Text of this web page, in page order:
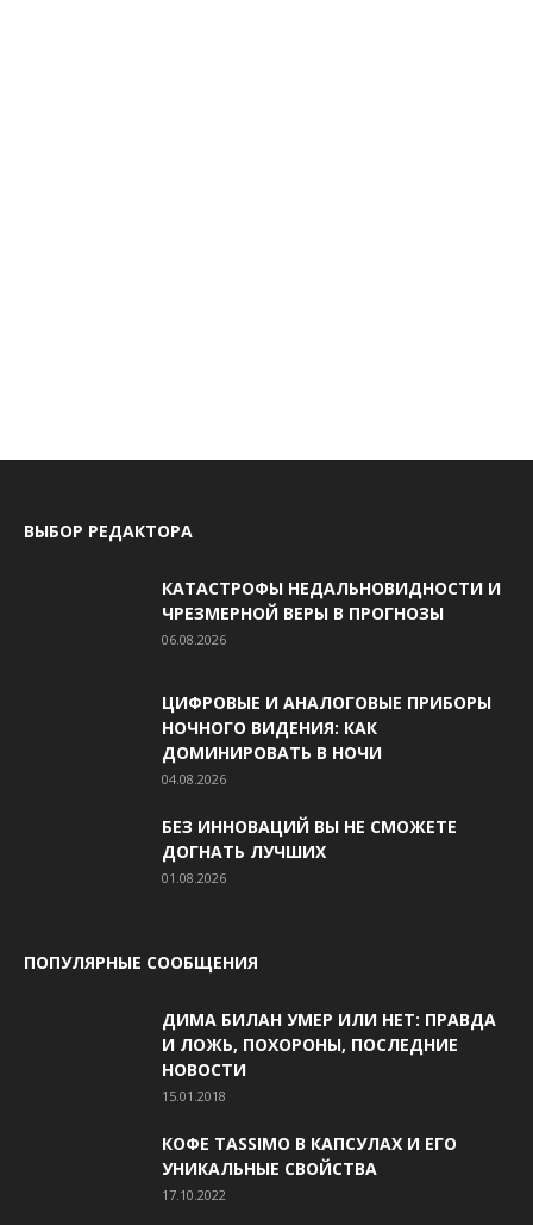
ВЫБОР РЕДАКТОРА
КАТАСТРОФЫ НЕДАЛЬНОВИДНОСТИ И
ЧРЕЗМЕРНОЙ ВЕРЫ В ПРОГНОЗЫ
06.08.2026
ЦИФРОВЫЕ И АНАЛОГОВЫЕ ПРИБОРЫ
НОЧНОГО ВИДЕНИЯ: КАК
ДОМИНИРОВАТЬ В НОЧИ
04.08.2026
БЕЗ ИННОВАЦИЙ ВЫ НЕ СМОЖЕТЕ
ДОГНАТЬ ЛУЧШИХ
01.08.2026
ПОПУЛЯРНЫЕ СООБЩЕНИЯ
ДИМА БИЛАН УМЕР ИЛИ НЕТ: ПРАВДА
И ЛОЖЬ, ПОХОРОНЫ, ПОСЛЕДНИЕ
НОВОСТИ
15.01.2018
КОФЕ TASSIMO В КАПСУЛАХ И ЕГО
УНИКАЛЬНЫЕ СВОЙСТВА
17.10.2022